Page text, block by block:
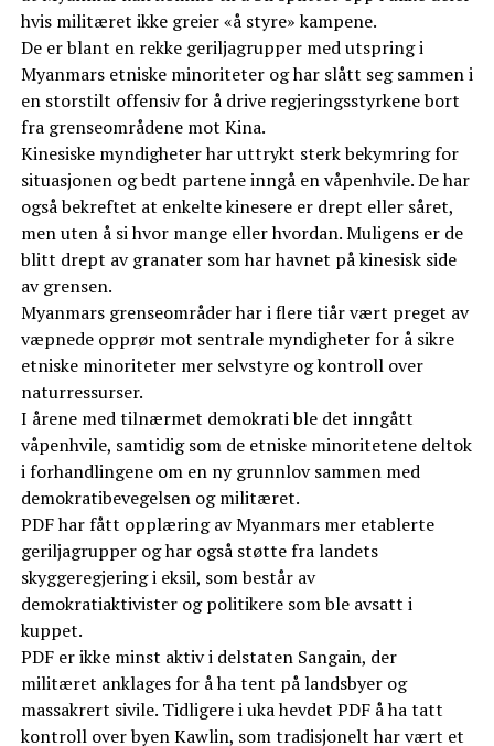
hvis militæret ikke greier «å styre» kampene.
De er blant en rekke geriljagrupper med utspring i
Myanmars etniske minoriteter og har slått seg sammen i
en storstilt offensiv for å drive regjeringsstyrkene bort
fra grenseområdene mot Kina.
Kinesiske myndigheter har uttrykt sterk bekymring for
situasjonen og bedt partene inngå en våpenhvile. De har
også bekreftet at enkelte kinesere er drept eller såret,
men uten å si hvor mange eller hvordan. Muligens er de
blitt drept av granater som har havnet på kinesisk side
av grensen.
Myanmars grenseområder har i flere tiår vært preget av
væpnede opprør mot sentrale myndigheter for å sikre
etniske minoriteter mer selvstyre og kontroll over
naturressurser.
I årene med tilnærmet demokrati ble det inngått
våpenhvile, samtidig som de etniske minoritetene deltok
i forhandlingene om en ny grunnlov sammen med
demokratibevegelsen og militæret.
PDF har fått opplæring av Myanmars mer etablerte
geriljagrupper og har også støtte fra landets
skyggeregjering i eksil, som består av
demokratiaktivister og politikere som ble avsatt i
kuppet.
PDF er ikke minst aktiv i delstaten Sangain, der
militæret anklages for å ha tent på landsbyer og
massakrert sivile. Tidligere i uka hevdet PDF å ha tatt
kontroll over byen Kawlin, som tradisjonelt har vært et